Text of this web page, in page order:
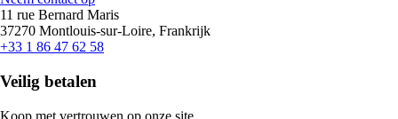
11 rue Bernard Maris
37270 Montlouis-sur-Loire, Frankrijk
+33 1 86 47 62 58
Veilig betalen
Koop met vertrouwen op onze site